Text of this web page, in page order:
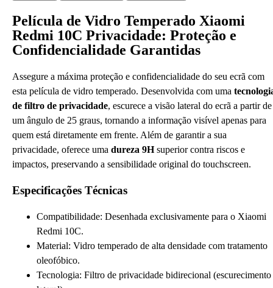
Película de Vidro Temperado Xiaomi
Redmi 10C Privacidade: Proteção e
Confidencialidade Garantidas
Assegure a máxima proteção e confidencialidade do seu ecrã com
esta película de vidro temperado. Desenvolvida com uma
de filtro de privacidade, escurece a visão lateral do ecrã a partir de
um ângulo de 25 graus, tornando a informação visível apenas para
quem está diretamente em frente. Além de garantir a sua
privacidade, oferece uma dureza 9Hsuperior contra riscos e
impactos, preservando a sensibilidade original do touchscreen.
Especificações Técnicas
Compatibilidade: Desenhada exclusivamente para o Xiaomi
Redmi 10C.
Material: Vidro temperado de alta densidade com tratamento
oleofóbico.
Tecnologia: Filtro de privacidade bidirecional (escurecimento